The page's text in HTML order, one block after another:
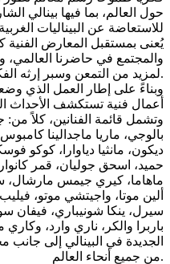
حول العالم، بما فيها بينالي
للاستعاضة عن البيناليات
يُعنى بمستقبل المعارض الفنية
والمجتمع في حاضرنا العالمي،
لمزيد من التمعن وسبر إرثه الفكري والتقييمي.
أعمال فنية تستكشف الأحداث
وتشمل قائمة الفنانين، كلاً
بالوجي، ماريا ماجدالينا
ديكون، مانثيا دياوارا، كوكو
حميد، اسحق جوليان، قمر
ماهاما، كيري جيمس مارشال،
ألين موتا، واجيتشي موتو،
سيرل، ينكا شونيباري، فيفان
باربرا والكر، ناري وارد،
الجديدة في البينالي إلى جانب
من جميع أنحاء العالم.